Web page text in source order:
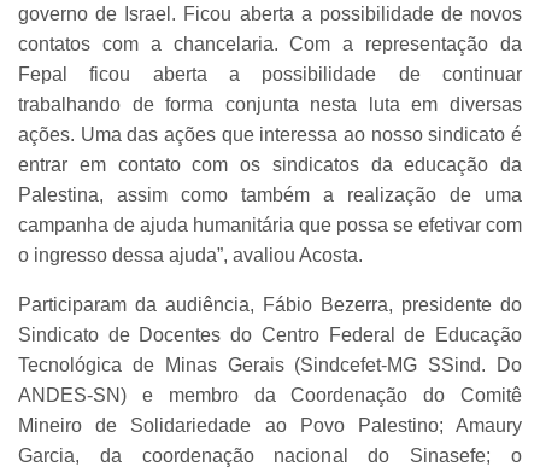
governo de Israel. Ficou aberta a possibilidade de novos
contatos com a chancelaria. Com a representação da
Fepal ficou aberta a possibilidade de continuar
trabalhando de forma conjunta nesta luta em diversas
ações. Uma das ações que interessa ao nosso sindicato é
entrar em contato com os sindicatos da educação da
Palestina, assim como também a realização de uma
campanha de ajuda humanitária que possa se efetivar com
o ingresso dessa ajuda”, avaliou Acosta.
Participaram da audiência, Fábio Bezerra, presidente do
Sindicato de Docentes do Centro Federal de Educação
Tecnológica de Minas Gerais (Sindcefet-MG SSind. Do
ANDES-SN) e membro da Coordenação do Comitê
Mineiro de Solidariedade ao Povo Palestino; Amaury
Garcia, da coordenação nacional do Sinasefe; o